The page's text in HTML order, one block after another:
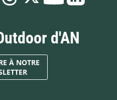
d'AN
À NOTRE